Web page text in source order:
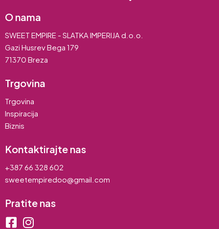
O nama
SWEET EMPIRE - SLATKA IMPERIJA d.o.o.
Gazi Husrev Bega 179
71370 Breza
Trgovina
Trgovina
Inspiracija
Biznis
Kontaktirajte nas
+387 66 328 602
sweetempiredoo@gmail.com
Pratite nas